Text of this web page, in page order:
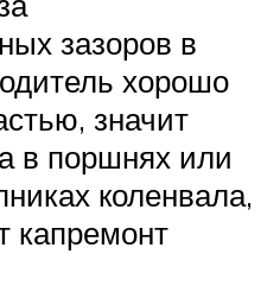
зазоров в
хорошо
значит
в поршнях или
коленвала,
капремонт